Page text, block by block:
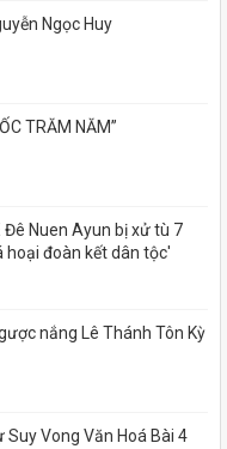
Ngọc Huy
TRĂM NĂM”
Đê Nuen Ayun bị xử tù 7
hoại đoàn kết dân tộc'
nắng Lê Thánh Tôn Kỳ
Suy Vong Văn Hoá Bài 4